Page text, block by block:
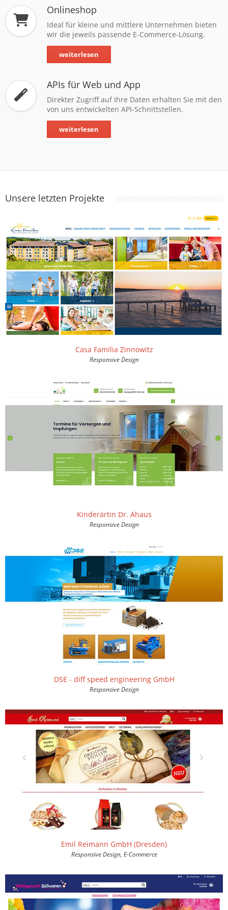
Onlineshop
Ideal für kleine und mittlere Unternehmen bieten
wir die jeweils passende E-Commerce-Lösung.
weiterlesen
APIs für Web und App
Direkter Zugriff auf Ihre Daten erhalten Sie mit den
von uns entwickelten API-Schnittstellen.
weiterlesen
Unsere letzten Projekte
Casa Familia Zinnowitz
Responsive Design
Kinderärtin Dr. Ahaus
Responsive Design
DSE - diff speed engineering GmbH
Responsive Design
Emil Reimann GmbH (Dresden)
Responsive Design, E-Commerce
Datenschutzerklärung